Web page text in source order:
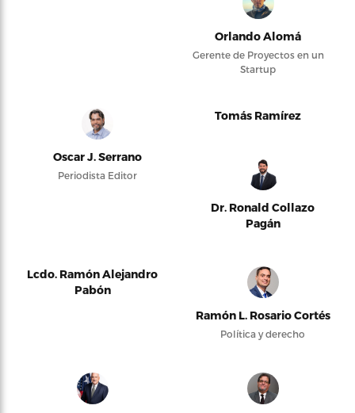
Orlando Alomá
Gerente de Proyectos en un
Startup
Oscar J. Serrano
Periodista Editor
Tomás Ramírez
Dr. Ronald Collazo
Pagán
Lcdo. Ramón Alejandro
Pabón
Ramón L. Rosario Cortés
Política y derecho